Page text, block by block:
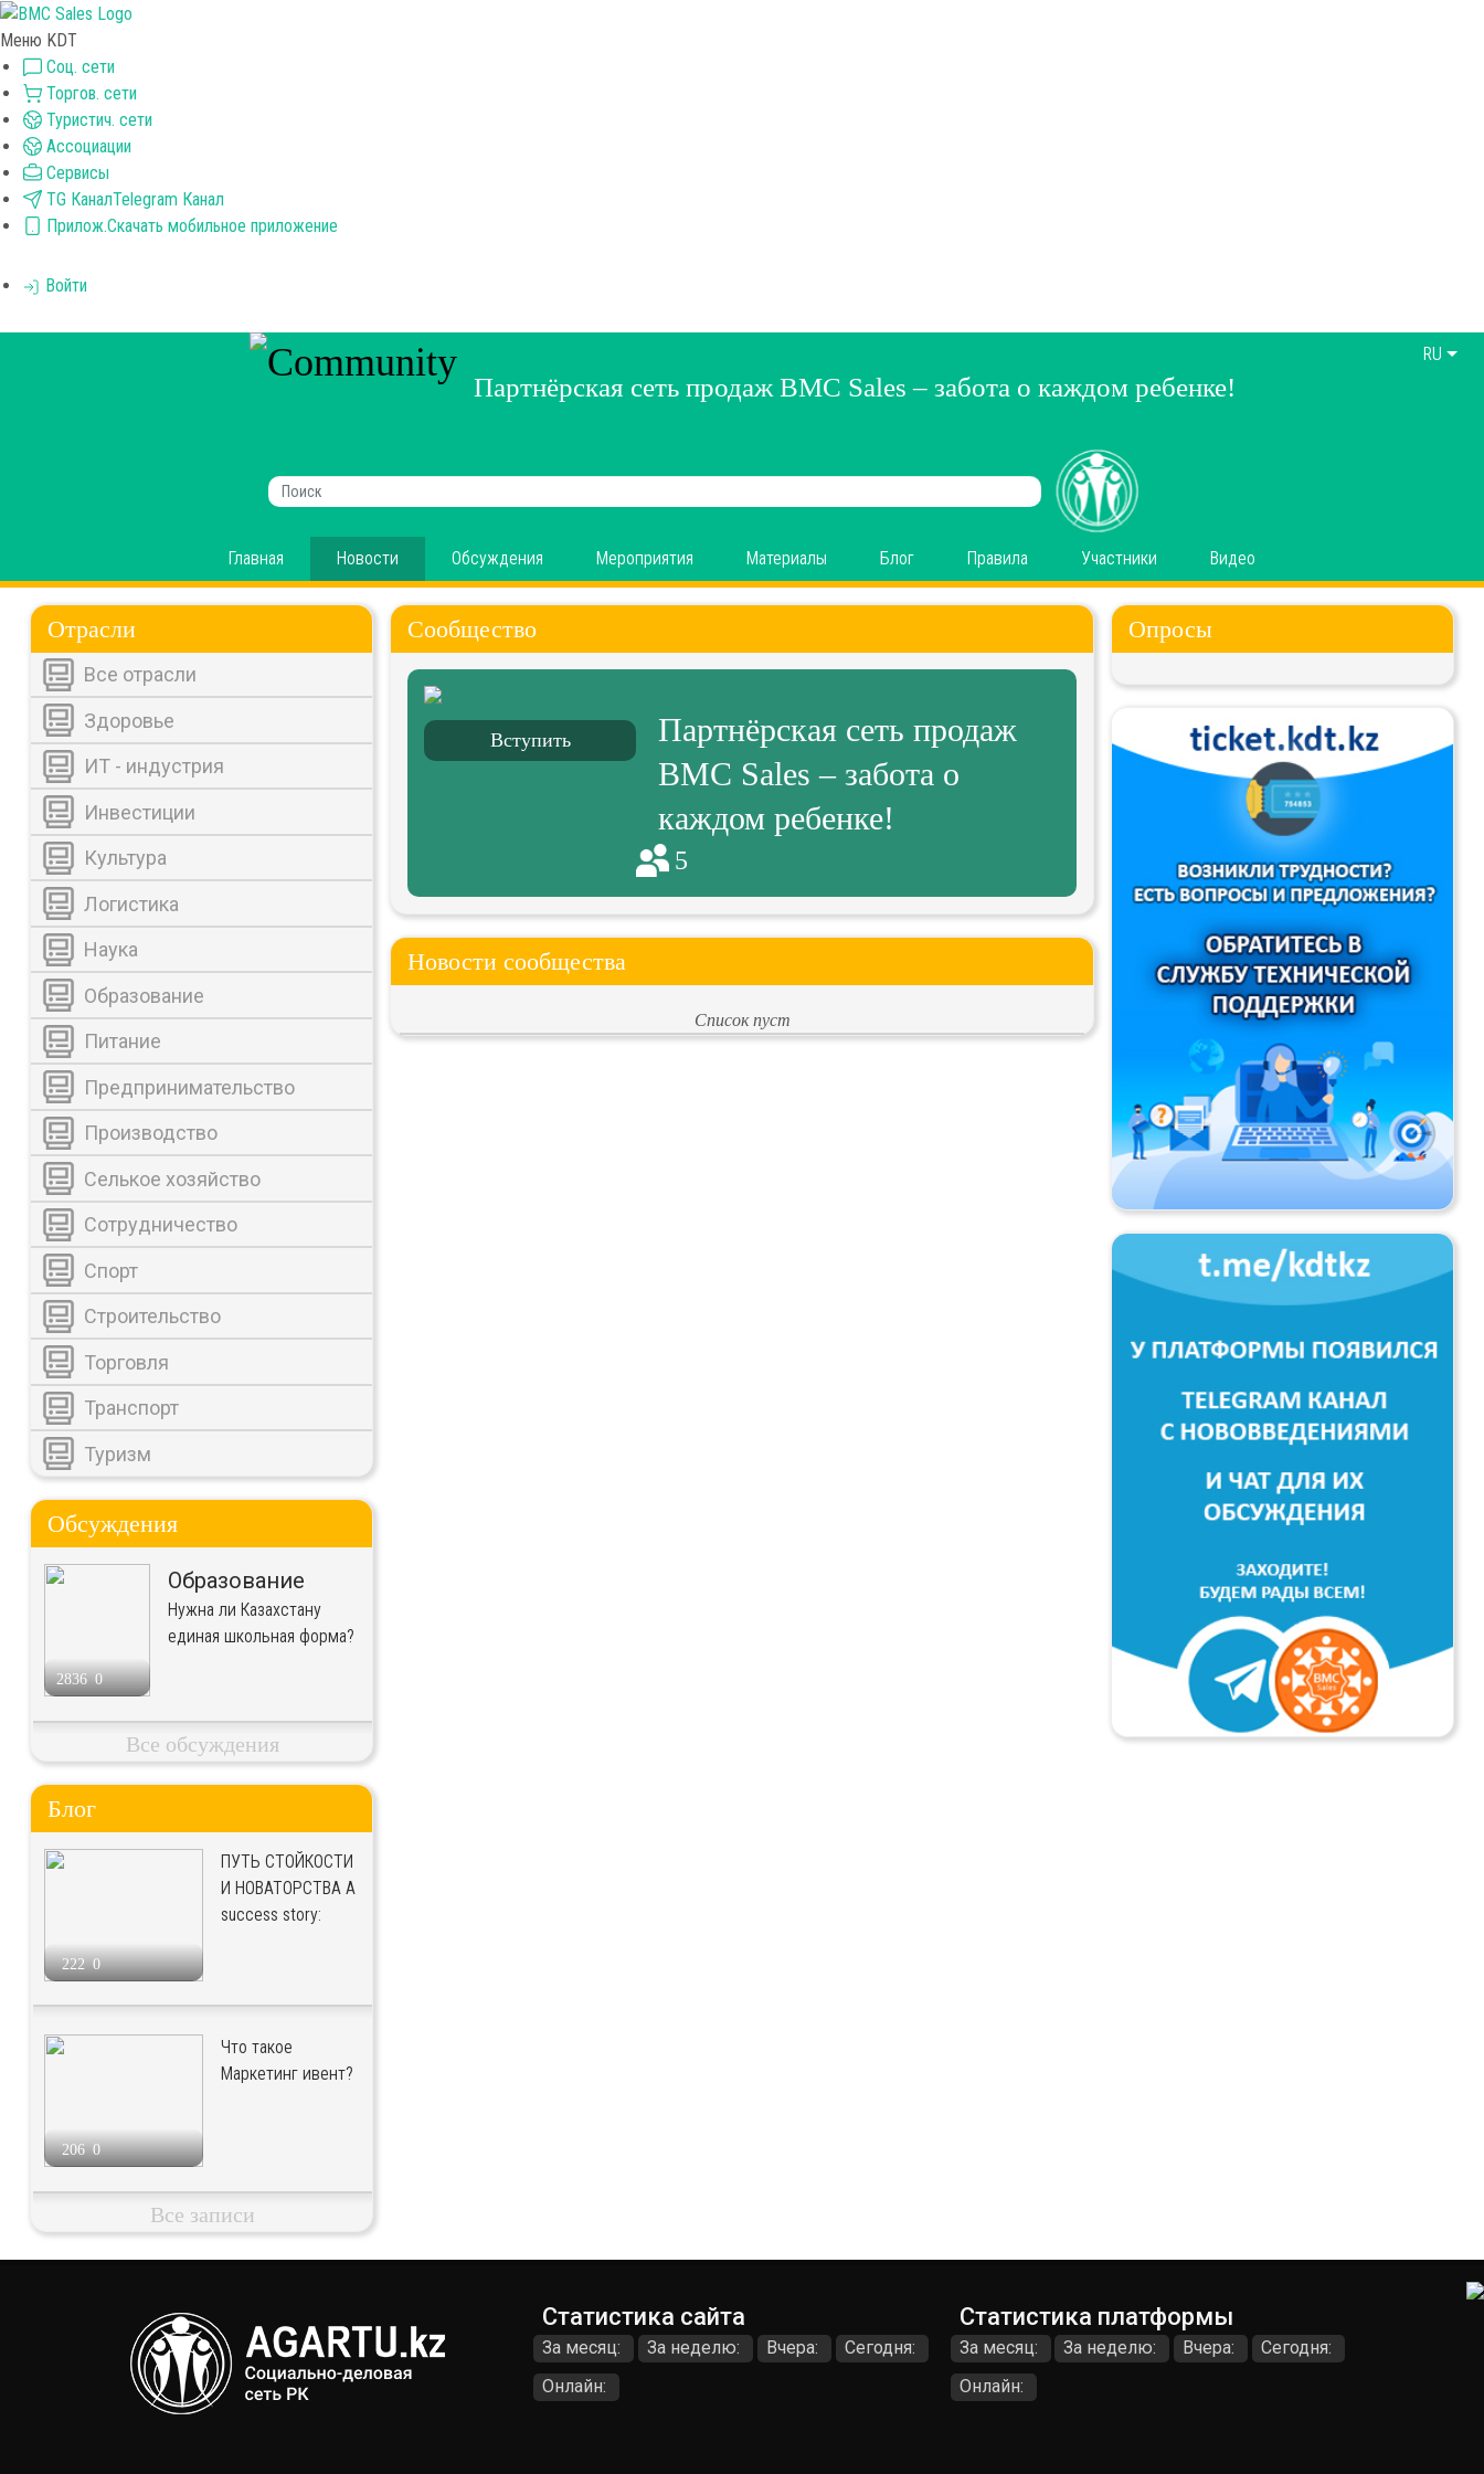
Меню KDT
Соц. сети
Торгов. сети
Туристич. сети
Ассоциации
Сервисы
TG КаналTelegram Канал
Прилож.Скачать мобильное приложение
Войти
Партнёрская сеть продаж BMC Sales – забота о каждом ребенке!
RU
Главная Новости Обсуждения Мероприятия Материалы Блог Правила Участники Видео
Отрасли
Все отрасли
Здоровье
ИТ - индустрия
Инвестиции
Культура
Логистика
Наука
Образование
Питание
Предпринимательство
Производство
Селькое хозяйство
Сотрудничество
Спорт
Строительство
Торговля
Транспорт
Туризм
Обсуждения
2836 0
Образование
Нужна ли Казахстану
единая школьная форма?
Все обсуждения
Блог
222 0
ПУТЬ СТОЙКОСТИ
И НОВАТОРСТВА A
success story:
206 0
Что такое
Маркетинг ивент?
Все записи
Сообщество
Вступить
Партнёрская сеть продаж
BMC Sales – забота о
каждом ребенке!
5
Новости сообщества
Список пуст
Опросы
Статистика сайта
За месяц: За неделю: Вчера:
Сегодня:
Онлайн:
Статистика платформы
За месяц: За неделю: Вчера:
Сегодня:
Онлайн: